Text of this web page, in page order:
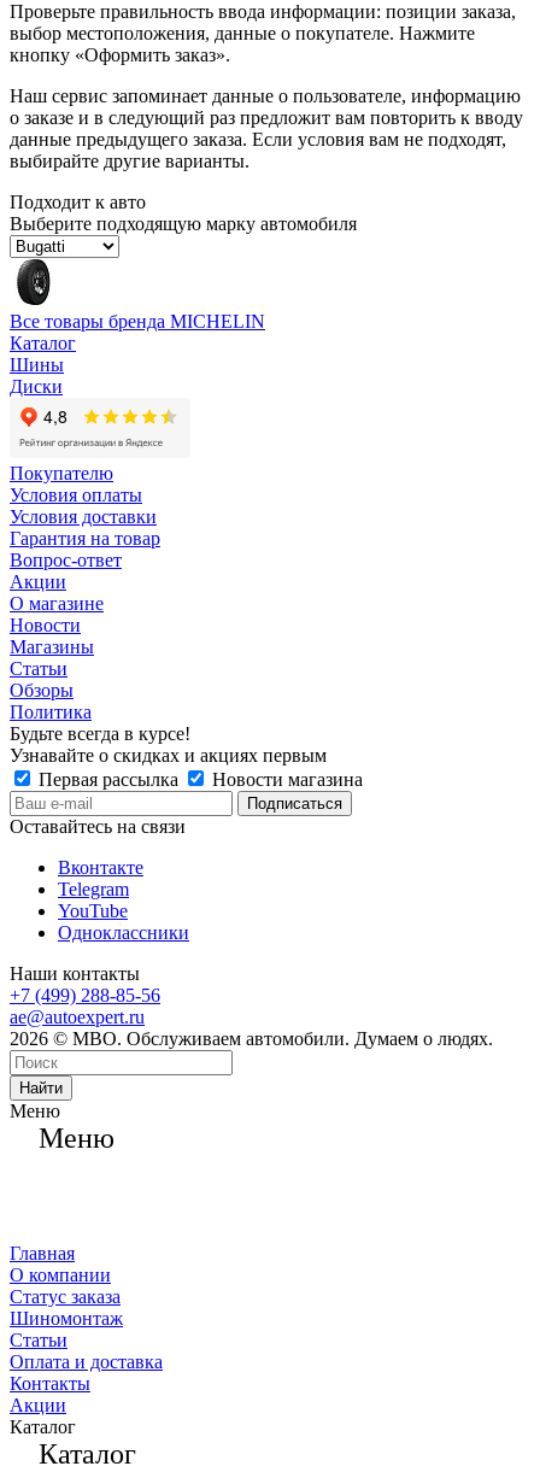
Проверьте правильность ввода информации: позиции заказа,
выбор местоположения, данные о покупателе. Нажмите
кнопку «Оформить заказ».
Наш сервис запоминает данные о пользователе, информацию
о заказе и в следующий раз предложит вам повторить к вводу
данные предыдущего заказа. Если условия вам не подходят,
выбирайте другие варианты.
Подходит к авто
Выберите подходящую марку автомобиля
Все товары бренда MICHELIN
Каталог
Шины
Диски
Покупателю
Условия оплаты
Условия доставки
Гарантия на товар
Вопрос-ответ
Акции
О магазине
Новости
Магазины
Статьи
Обзоры
Политика
Будьте всегда в курсе!
Узнавайте о скидках и акциях первым
Первая рассылка
Новости магазина
Оставайтесь на связи
Вконтакте
Telegram
YouTube
Одноклассники
Наши контакты
+7 (499) 288-85-56
ae@autoexpert.ru
2026 © МВО. Обслуживаем автомобили. Думаем о людях.
Найти
Меню
Меню
Главная
О компании
Статус заказа
Шиномонтаж
Статьи
Оплата и доставка
Контакты
Акции
Каталог
Каталог